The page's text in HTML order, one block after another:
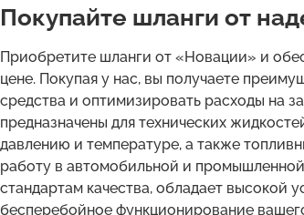
Покупайте шланги от
Приобретите шланги от «Новации» и
цене. Покупая у нас, вы получаете
средства и оптимизировать расходы на
предназначены для технических
давлению и температуре, а также
работу в автомобильной и
стандартам качества, обладает высокой
бесперебойное функционирование